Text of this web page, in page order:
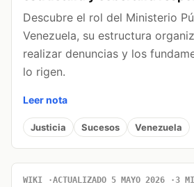
Descubre el rol del Ministerio
Venezuela, su estructura
realizar denuncias y los
lo rigen.
Leer nota
Justicia Sucesos Venezuela
WIKI ACTUALIZADO 5 MAYO 2026 3